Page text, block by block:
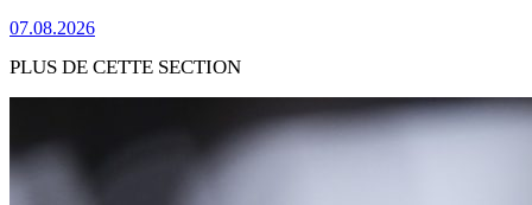
07.08.2026
PLUS DE CETTE SECTION